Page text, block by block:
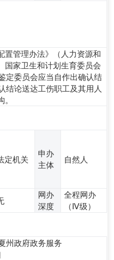
置管理办法》（人力资源和
国家卫生和计划生育委员会
定委员会应当自作出确认结
结论送达工伤职工及其用人
定机关
申办
主体
自然人
网办
深度
全程网办
（Ⅳ级）
州政府政务服务